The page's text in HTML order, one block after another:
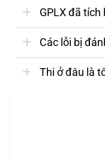
GPLX đã
Các lỗi bị
Thi ở đâu là